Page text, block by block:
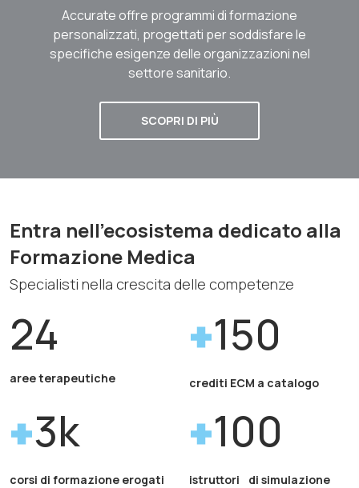
Accurate offre programmi di formazione
personalizzati, progettati per soddisfare le
specifiche esigenze delle organizzazioni nel
settore sanitario.
SCOPRI DI PIÙ
Entra nell'ecosistema dedicato alla
Formazione Medica
Specialisti nella crescita delle competenze
24
aree terapeutiche
150
crediti ECM a catalogo
3k
corsi di formazione erogati
100
istruttori di simulazione